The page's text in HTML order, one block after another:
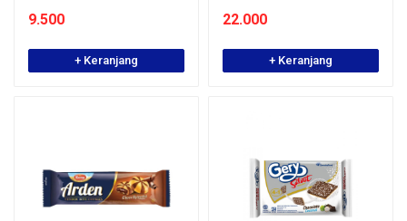
9.500
+ Keranjang
22.000
+ Keranjang